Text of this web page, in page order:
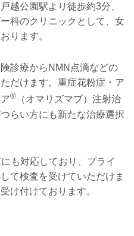
越公園駅より徒歩約3分、
科のクリニックとして、女
ります。
診療からNMN点滴などの
だけます。重症花粉症・ア
® （オマリズマブ）注射治
らい方にも新たな治療選択
も対応しており、プライ
て検査を受けていただけま
け付けております。